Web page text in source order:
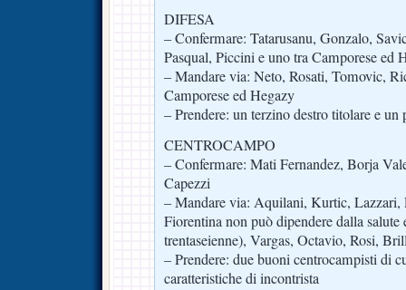
DIFESA
– Confermare: Tatarusanu, Gonzalo,
Pasqual, Piccini e uno tra Camporese ed
– Mandare via: Neto, Rosati, Tomovic,
Camporese ed Hegazy
– Prendere: un terzino destro titolare e
CENTROCAMPO
– Confermare: Mati Fernandez, Borja
Capezzi
– Mandare via: Aquilani, Kurtic, Lazzari,
Fiorentina non può dipendere dalla
trentaseienne), Vargas, Octavio, Rosi,
– Prendere: due buoni centrocampisti di
caratteristiche di incontrista